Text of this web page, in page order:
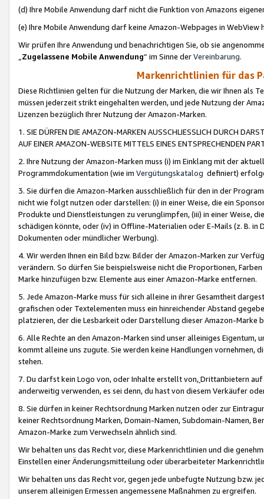
(d) Ihre Mobile Anwendung darf nicht die Funktion von Amazons
(e) Ihre Mobile Anwendung darf keine Amazon-Webpages in WebView
Wir prüfen Ihre Anwendung und benachrichtigen Sie, ob sie
„Zugelassene Mobile Anwendung“ im Sinne derVereinbarung.
Markenrichtlinien für das
Diese Richtlinien gelten für die Nutzung der Marken, die wir Ihnen als
müssen jederzeit strikt eingehalten werden, und jede Nutzung der
Lizenzen bezüglich Ihrer Nutzung der Amazon-Marken.
1. SIE DÜRFEN DIE AMAZON-MARKEN AUSSCHLIESSLICH DURCH
AUF EINER AMAZON-WEBSITE MITTELS EINES ENTSPRECHENDEN
2. Ihre Nutzung der Amazon-Marken muss (i) im Einklang mit der
Programmdokumentation (wie im Vergütungskatalog definiert)
3. Sie dürfen die Amazon-Marken ausschließlich für den in der
nicht wie folgt nutzen oder darstellen: (i) in einer Weise, die ein
Produkte und Dienstleistungen zu verunglimpfen, (iii) in einer Weise,
schädigen könnte, oder (iv) in Offline-Materialien oder E-Mails (z. B. in
Dokumenten oder mündlicher Werbung).
4. Wir werden Ihnen ein Bild bzw. Bilder der Amazon-Marken zur
verändern. So dürfen Sie beispielsweise nicht die Proportionen,
Marke hinzufügen bzw. Elemente aus einer Amazon-Marke entfernen.
5. Jede Amazon-Marke muss für sich alleine in ihrer Gesamtheit
grafischen oder Textelementen muss ein hinreichender Abstand
platzieren, der die Lesbarkeit oder Darstellung dieser Amazon-Marke
6. Alle Rechte an den Amazon-Marken sind unser alleiniges
kommt alleine uns zugute. Sie werden keine Handlungen vornehmen,
stehen.
7. Du darfst kein Logo von, oder Inhalte erstellt von,Drittanbietern auf
anderweitig verwenden, es sei denn, du hast von diesem Verkäufer
8. Sie dürfen in keiner Rechtsordnung Marken nutzen oder zur
keiner Rechtsordnung Marken, Domain-Namen, Subdomain-Namen,
Amazon-Marke zum Verwechseln ähnlich sind.
Wir behalten uns das Recht vor, diese Markenrichtlinien und die
Einstellen einer Änderungsmitteilung oder überarbeiteter
Wir behalten uns das Recht vor, gegen jede unbefugte Nutzung bzw.
unserem alleinigen Ermessen angemessene Maßnahmen zu ergreifen.